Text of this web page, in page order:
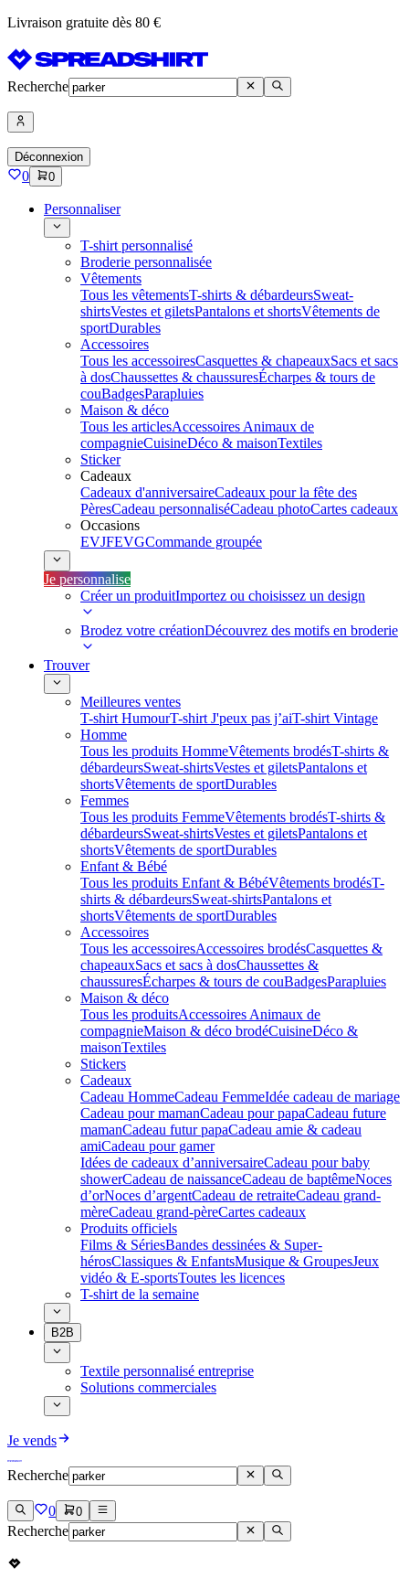
Livraison gratuite dès 80 €
Recherche
Déconnexion
0 0
Personnaliser
T-shirt personnalisé
Broderie personnalisée
Vêtements
Tous les vêtementsT-shirts & débardeursSweat-
shirtsVestes et giletsPantalons et shortsVêtements de
sportDurables
Accessoires
Tous les accessoiresCasquettes & chapeauxSacs et sacs
à dosChaussettes & chaussuresÉcharpes & tours de
couBadgesParapluies
Maison & déco
Tous les articlesAccessoires Animaux de
compagnieCuisineDéco & maisonTextiles
Sticker
Cadeaux
Cadeaux d'anniversaireCadeaux pour la fête des
PèresCadeau personnaliséCadeau photoCartes cadeaux
Occasions
EVJFEVGCommande groupée
Je personnalise
Créer un produitImportez ou choisissez un design
Brodez votre créationDécouvrez des motifs en broderie
Trouver
Meilleures ventes
T-shirt HumourT-shirt J'peux pas j’aiT-shirt Vintage
Homme
Tous les produits HommeVêtements brodésT-shirts &
débardeursSweat-shirtsVestes et giletsPantalons et
shortsVêtements de sportDurables
Femmes
Tous les produits FemmeVêtements brodésT-shirts &
débardeursSweat-shirtsVestes et giletsPantalons et
shortsVêtements de sportDurables
Enfant & Bébé
Tous les produits Enfant & BébéVêtements brodésT-
shirts & débardeursSweat-shirtsPantalons et
shortsVêtements de sportDurables
Accessoires
Tous les accessoiresAccessoires brodésCasquettes &
chapeauxSacs et sacs à dosChaussettes &
chaussuresÉcharpes & tours de couBadgesParapluies
Maison & déco
Tous les produitsAccessoires Animaux de
compagnieMaison & déco brodéCuisineDéco &
maisonTextiles
Stickers
Cadeaux
Cadeau HommeCadeau FemmeIdée cadeau de mariage​
Cadeau pour mamanCadeau pour papaCadeau future
mamanCadeau futur papaCadeau amie & cadeau
amiCadeau pour gamer
Idées de cadeaux d’anniversaireCadeau pour baby
showerCadeau de naissanceCadeau de baptêmeNoces
d’orNoces d’argentCadeau de retraiteCadeau grand-
mèreCadeau grand-pèreCartes cadeaux
Produits officiels
Films & SériesBandes dessinées & Super-
hérosClassiques & EnfantsMusique & GroupesJeux
vidéo & E-sportsToutes les licences
T-shirt de la semaine
B2B
Textile personnalisé entreprise
Solutions commerciales
Je vends
Recherche
0 0
Recherche